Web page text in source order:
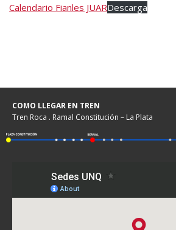
Calendario Fianles JUARDescarga
COMO LLEGAR EN TREN
Tren Roca . Ramal Constitución – La Plata